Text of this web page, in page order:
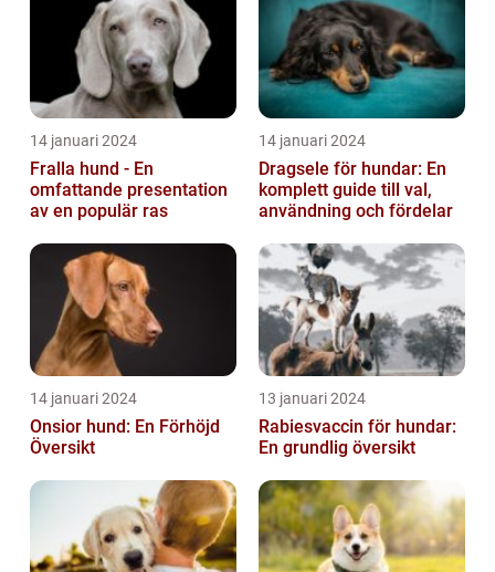
14 januari 2024
Fralla hund - En
omfattande presentation
av en populär ras
14 januari 2024
Dragsele för hundar: En
komplett guide till val,
användning och fördelar
14 januari 2024
Onsior hund: En Förhöjd
Översikt
13 januari 2024
Rabiesvaccin för hundar:
En grundlig översikt